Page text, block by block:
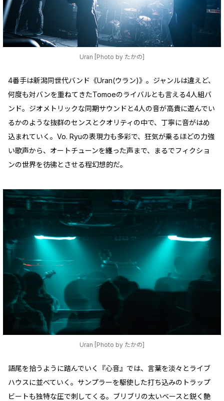
Uran [Photo by たかの]
4番手は新潟同世代バンド《Uran(ウラン)》。ジャンルは違えど、
何度も対バンを重ねてきたTomoeのライバルとも言える4人組バ
ンド。ジオメトリックな同期サウンドと4人の音が高貴に遊んでい
るかのような抜群のセンスとクオリティの中で、丁寧に音がはめ
込まれていく。Vo. Ryuの表現力も多彩で、狂気が乗るほどの力強
い歌声から、オートチューンを纏った声まで、まるでフィクショ
ンの世界を彷彿とさせる程幻想的だ。
Uran [Photo by たかの]
語尾を拾うように踏んでいく『心音』では、言葉を淡々とライブ
ハウスに並べていく。サンプラーを駆使した打ち込みのトラップ
ビートも独特な圧で刺してくる。ブリブリの太いベースと鋭く艶